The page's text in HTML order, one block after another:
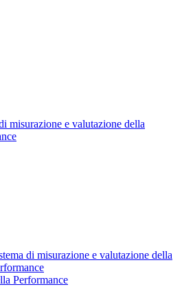
misurazione e valutazione della
di misurazione e valutazione della
Performance